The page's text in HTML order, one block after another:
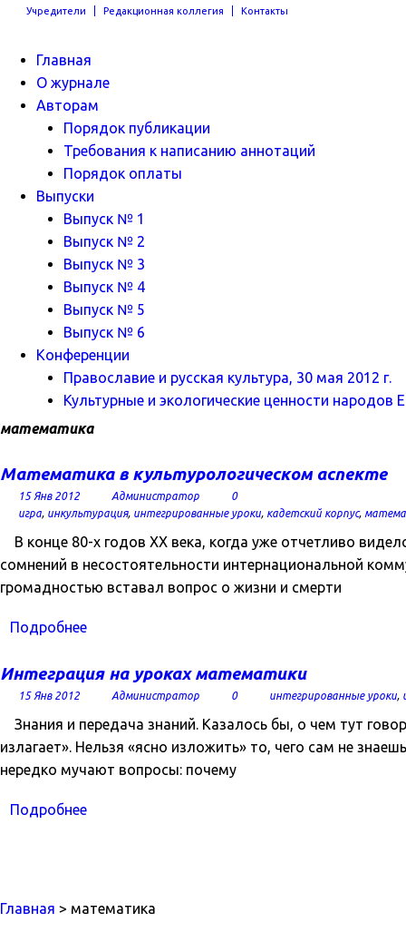
Учредители Редакционная коллегия Контакты
Главная
О журнале
Авторам
Порядок публикации
Требования к написанию аннотаций
Порядок оплаты
Выпуски
Выпуск № 1
Выпуск № 2
Выпуск № 3
Выпуск № 4
Выпуск № 5
Выпуск № 6
Конференции
Православие и русская культура, 30 мая 2012 г.
Культурные и экологические ценности народов
математика
Математика в культурологическом аспекте
15 Янв 2012 Администратор
0
игра, инкультурация, интегрированные уроки, кадетский корпус,
В конце 80-х годов ХХ века, когда уже отчетливо
сомнений в несостоятельности интернациональной
громадностью вставал вопрос о жизни и смерти
Подробнее
Интеграция на уроках математики
15 Янв 2012 Администратор 0 интегрированные уроки,
Знания и передача знаний. Казалось бы, о чем тут
излагает». Нельзя «ясно изложить» то, чего сам не
нередко мучают вопросы: почему
Подробнее
Главная > математика